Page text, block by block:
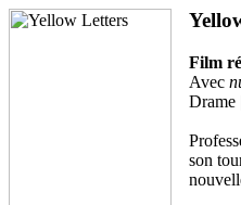
Film
Avec
Drame
son